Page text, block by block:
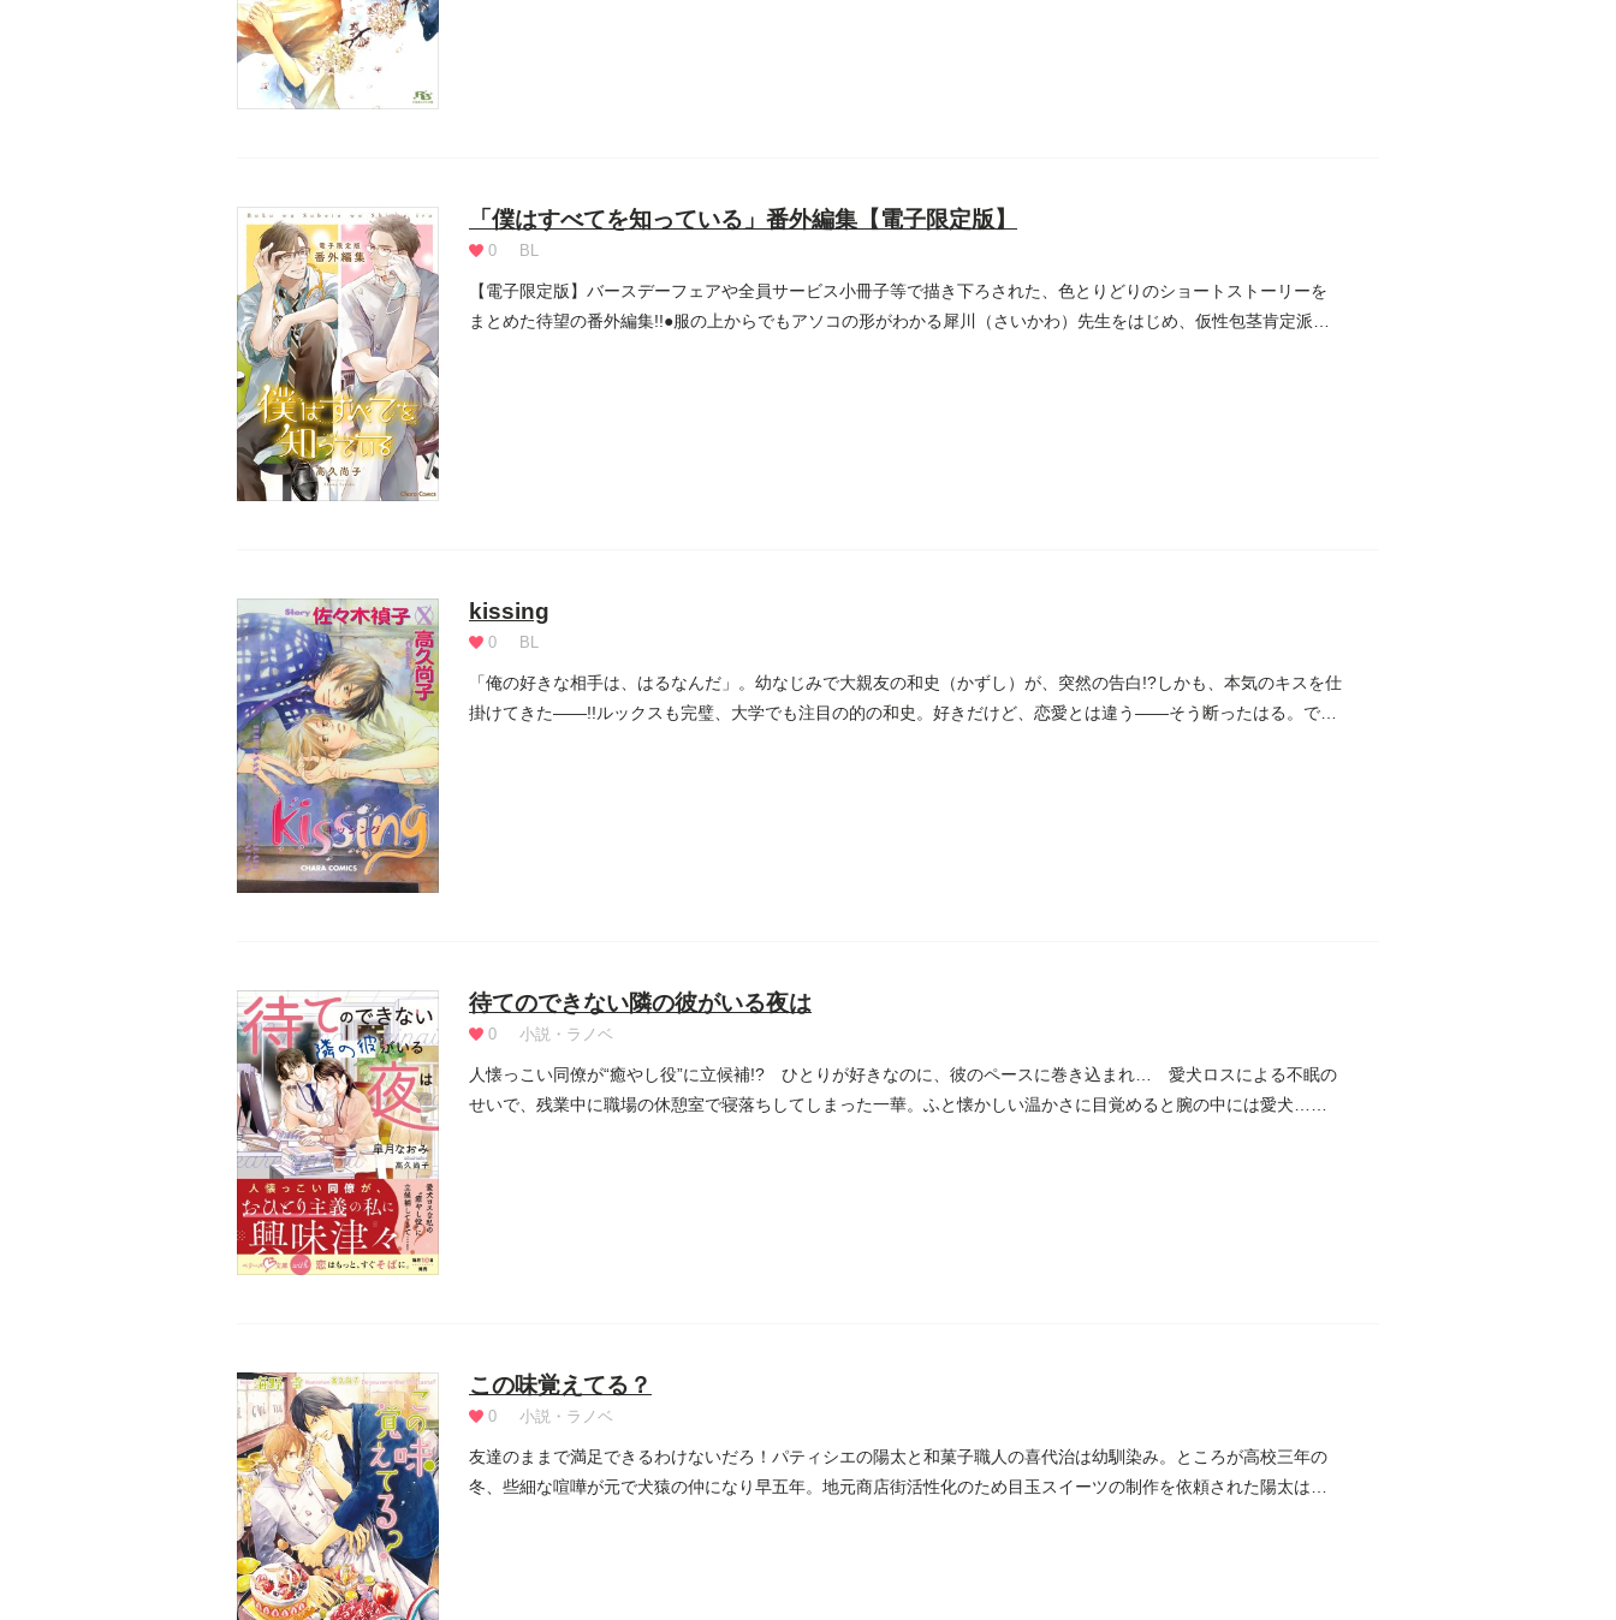
「僕はすべてを知っている」番外編集【電子限定版】
0 BL
【電子限定版】バースデーフェアや全員サービス小冊子等で描き下ろされた、色とりどりのショートストーリーを
まとめた待望の番外編集!!●服の上からでもアソコの形がわかる犀川（さいかわ）先生をはじめ、仮性包茎肯定派・
kissing
0 BL
「俺の好きな相手は、はるなんだ」。幼なじみで大親友の和史（かずし）が、突然の告白!?しかも、本気のキスを仕
掛けてきた――!!ルックスも完璧、大学でも注目の的の和史。好きだけど、恋愛とは違う――そう断ったはる。で
待てのできない隣の彼がいる夜は
0 小説・ラノベ
人懐っこい同僚が“癒やし役”に立候補!? ひとりが好きなのに、彼のペースに巻き込まれ… 愛犬ロスによる不眠の
せいで、残業中に職場の休憩室で寝落ちしてしまった一華。ふと懐かしい温かさに目覚めると腕の中には愛犬…で
この味覚えてる？
0 小説・ラノベ
友達のままで満足できるわけないだろ！パティシエの陽太と和菓子職人の喜代治は幼馴染み。ところが高校三年の
冬、些細な喧嘩が元で犬猿の仲になり早五年。地元商店街活性化のため目玉スイーツの制作を依頼された陽太は、